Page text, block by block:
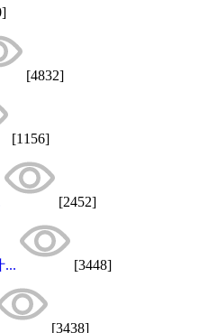
[4832]
[1156]
[2452]
... [3448]
[3438]